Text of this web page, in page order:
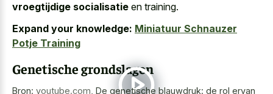
vroegtijdige socialisatie en training.
Expand your knowledge: Miniatuur Schnauzer
Potje Training
Genetische grondslagen
Bron: youtube.com De genetische blauwdruk: de rol ervan